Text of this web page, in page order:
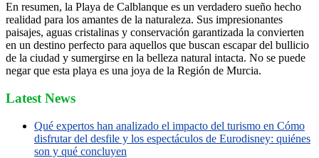
En resumen, la Playa de Calblanque es un verdadero sueño hecho
realidad para los amantes de la naturaleza. Sus impresionantes
paisajes, aguas cristalinas y conservación garantizada la convierten
en un destino perfecto para aquellos que buscan escapar del bullicio
de la ciudad y sumergirse en la belleza natural intacta. No se puede
negar que esta playa es una joya de la Región de Murcia.
Latest News
Qué expertos han analizado el impacto del turismo en Cómo
disfrutar del desfile y los espectáculos de Eurodisney: quiénes
son y qué concluyen